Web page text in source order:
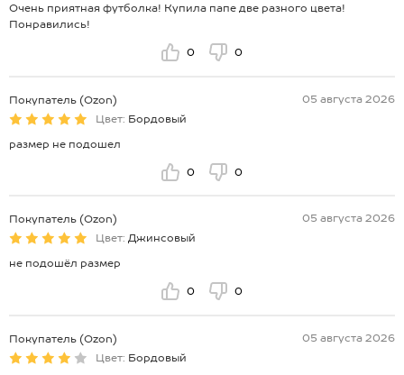
Очень приятная футболка! Купила папе две разного цвета!
Понравились!
0 0
Покупатель (Ozon)
05 августа 2026
Цвет: Бордовый
размер не подошел
0 0
Покупатель (Ozon)
05 августа 2026
Цвет: Джинсовый
не подошёл размер
0 0
Покупатель (Ozon)
05 августа 2026
Цвет: Бордовый